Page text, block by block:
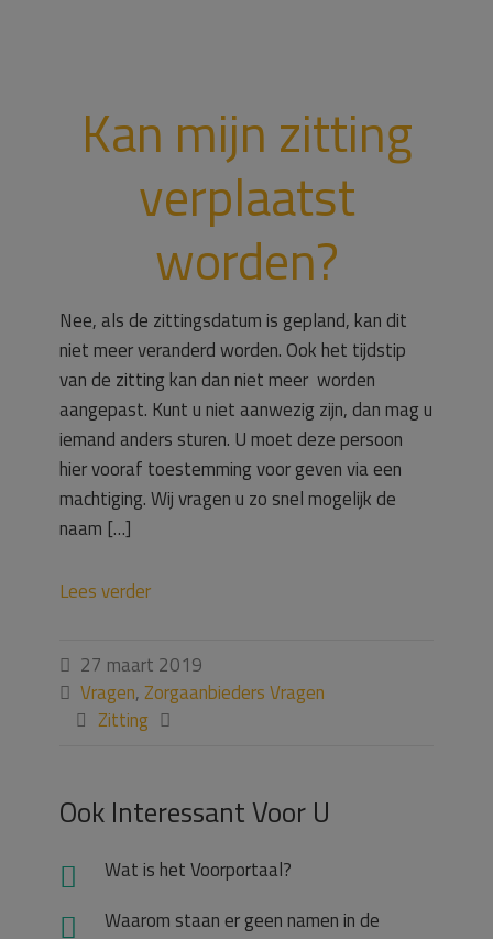
Kan mijn zitting
verplaatst
worden?
Nee, als de zittingsdatum is gepland, kan dit
niet meer veranderd worden. Ook het tijdstip
van de zitting kan dan niet meer worden
aangepast. Kunt u niet aanwezig zijn, dan mag u
iemand anders sturen. U moet deze persoon
hier vooraf toestemming voor geven via een
machtiging. Wij vragen u zo snel mogelijk de
naam […]
Lees verder
 27 maart 2019
 Vragen,Zorgaanbieders Vragen
 Zitting 
Ook Interessant Voor U
Wat is het Voorportaal?
Waarom staan er geen namen in de